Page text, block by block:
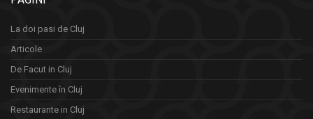
La doi pasi de Cluj
Articole
De Facut in Cluj
Evenimente în Cluj
Restaurante in Cluj